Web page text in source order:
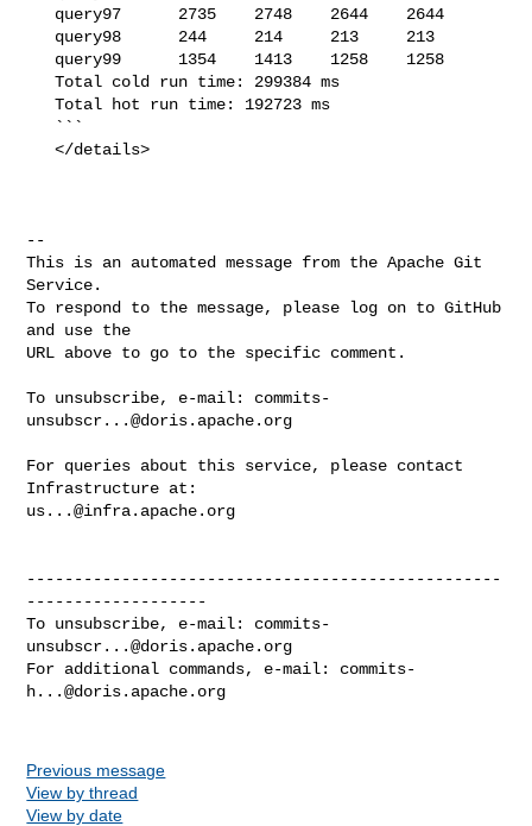
   Total cold run time: 299384 ms
   Total hot run time: 192723 ms
   </details>
--
This is an automated message from the Apache Git
Service.
To respond to the message, please log on to GitHub
and use the
URL above to go to the specific comment.
To unsubscribe, e-mail: commits-
unsubscr...@doris.apache.org
For queries about this service, please contact
us...@infra.apache.org
--------------------------------------------------
-------------------
To unsubscribe, e-mail: commits-
unsubscr...@doris.apache.org
For additional commands, e-mail: commits-
h...@doris.apache.org
Previous message
View by thread
View by date